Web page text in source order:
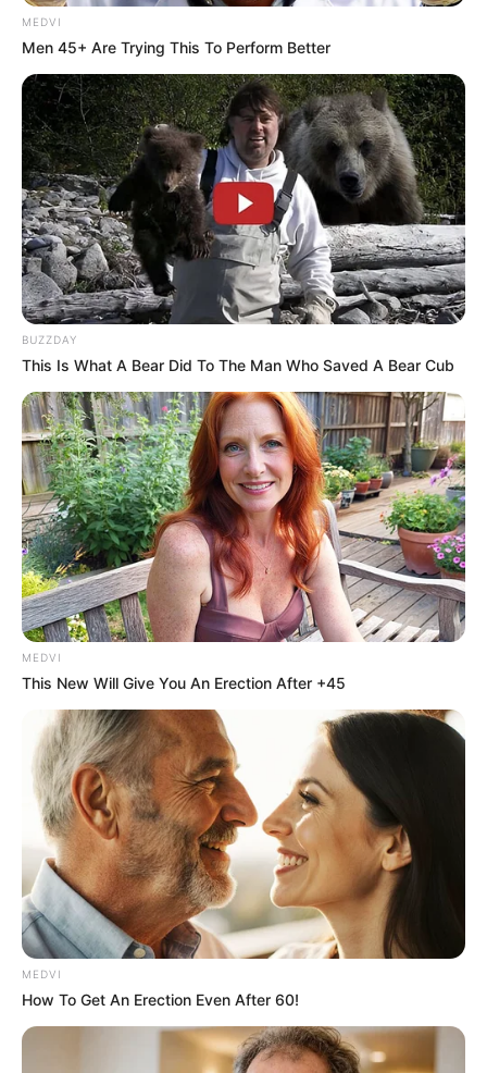
MEDVI
Men 45+ Are Trying This To Perform Better
BUZZDAY
This Is What A Bear Did To The Man Who Saved A Bear Cub
MEDVI
This New Will Give You An Erection After +45
MEDVI
How To Get An Erection Even After 60!